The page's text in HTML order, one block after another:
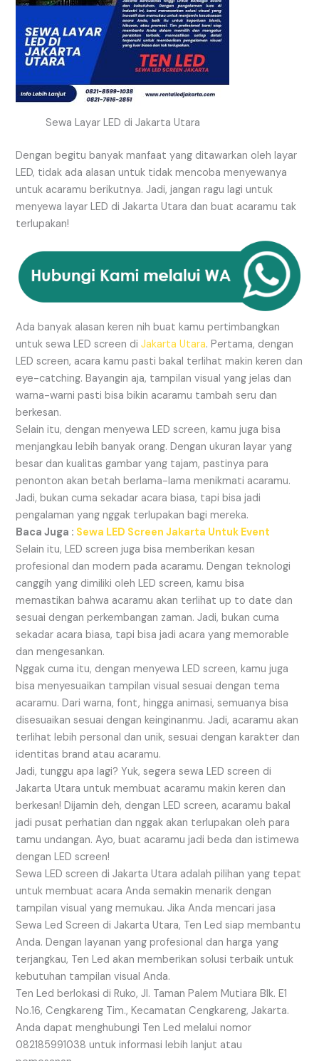
Sewa Layar LED di Jakarta Utara
Dengan begitu banyak manfaat yang ditawarkan oleh layar
LED, tidak ada alasan untuk tidak mencoba menyewanya
untuk acaramu berikutnya. Jadi, jangan ragu lagi untuk
menyewa layar LED di Jakarta Utara dan buat acaramu tak
terlupakan!
Ada banyak alasan keren nih buat kamu pertimbangkan
untuk sewa LED screen diJakarta Utara. Pertama, dengan
LED screen, acara kamu pasti bakal terlihat makin keren dan
eye-catching. Bayangin aja, tampilan visual yang jelas dan
warna-warni pasti bisa bikin acaramu tambah seru dan
berkesan.
Selain itu, dengan menyewa LED screen, kamu juga bisa
menjangkau lebih banyak orang. Dengan ukuran layar yang
besar dan kualitas gambar yang tajam, pastinya para
penonton akan betah berlama-lama menikmati acaramu.
Jadi, bukan cuma sekadar acara biasa, tapi bisa jadi
pengalaman yang nggak terlupakan bagi mereka.
Baca Juga : Sewa LED Screen Jakarta Untuk Event
Selain itu, LED screen juga bisa memberikan kesan
profesional dan modern pada acaramu. Dengan teknologi
canggih yang dimiliki oleh LED screen, kamu bisa
memastikan bahwa acaramu akan terlihat up to date dan
sesuai dengan perkembangan zaman. Jadi, bukan cuma
sekadar acara biasa, tapi bisa jadi acara yang memorable
dan mengesankan.
Nggak cuma itu, dengan menyewa LED screen, kamu juga
bisa menyesuaikan tampilan visual sesuai dengan tema
acaramu. Dari warna, font, hingga animasi, semuanya bisa
disesuaikan sesuai dengan keinginanmu. Jadi, acaramu akan
terlihat lebih personal dan unik, sesuai dengan karakter dan
identitas brand atau acaramu.
Jadi, tunggu apa lagi? Yuk, segera sewa LED screen di
Jakarta Utara untuk membuat acaramu makin keren dan
berkesan! Dijamin deh, dengan LED screen, acaramu bakal
jadi pusat perhatian dan nggak akan terlupakan oleh para
tamu undangan. Ayo, buat acaramu jadi beda dan istimewa
dengan LED screen!
Sewa LED screen di Jakarta Utara adalah pilihan yang tepat
untuk membuat acara Anda semakin menarik dengan
tampilan visual yang memukau. Jika Anda mencari jasa
Sewa Led Screen di Jakarta Utara, Ten Led siap membantu
Anda. Dengan layanan yang profesional dan harga yang
terjangkau, Ten Led akan memberikan solusi terbaik untuk
kebutuhan tampilan visual Anda.
Ten Led berlokasi di Ruko, Jl. Taman Palem Mutiara Blk. E1
No.16, Cengkareng Tim., Kecamatan Cengkareng, Jakarta.
Anda dapat menghubungi Ten Led melalui nomor
082185991038 untuk informasi lebih lanjut atau